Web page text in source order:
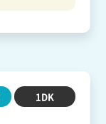
1DK